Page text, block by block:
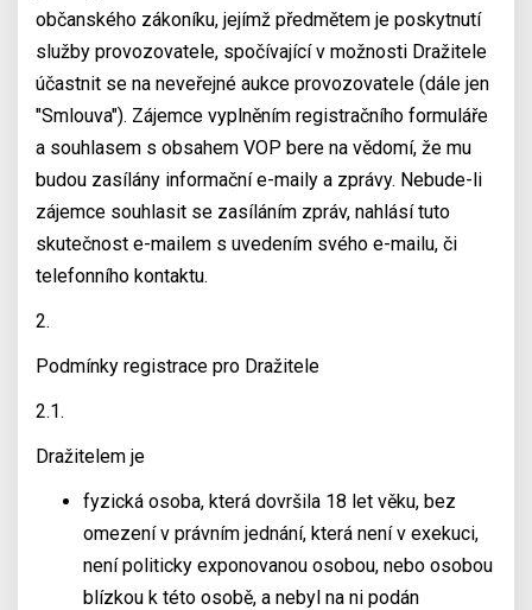
občanského zákoníku, jejímž předmětem je poskytnutí
služby provozovatele, spočívající v možnosti Dražitele
účastnit se na neveřejné aukce provozovatele (dále jen
"Smlouva"). Zájemce vyplněním registračního formuláře
a souhlasem s obsahem VOP bere na vědomí, že mu
budou zasílány informační e-maily a zprávy. Nebude-li
zájemce souhlasit se zasíláním zpráv, nahlásí tuto
skutečnost e-mailem s uvedením svého e-mailu, či
telefonního kontaktu.
2.
Podmínky registrace pro Dražitele
2.1.
Dražitelem je
fyzická osoba, která dovršila 18 let věku, bez
omezení v právním jednání, která není v exekuci,
není politicky exponovanou osobou, nebo osobou
blízkou k této osobě, a nebyl na ni podán